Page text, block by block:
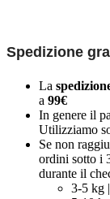
Spedizione
La
a 99€
In genere il
Utilizziamo
Se non
ordini sotto i
durante il
3-5 kg